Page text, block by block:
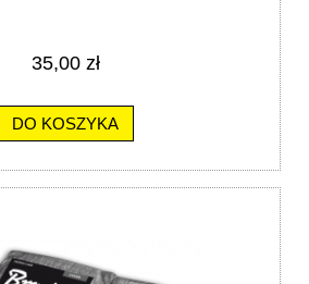
35,00 zł
DO KOSZYKA